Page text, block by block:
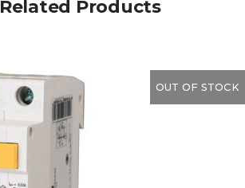
Related Products
OUT OF STOCK